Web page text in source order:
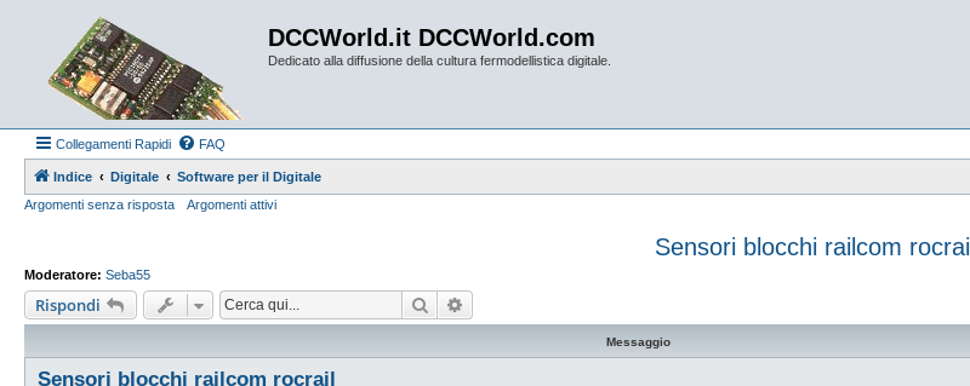
DCCWorld.it DCCWorld.com
Dedicato alla diffusione della cultura fermodellistica digitale.
Collegamenti Rapidi FAQ
Indice Digitale
Software per il Digitale
Argomenti senza risposta
Argomenti attivi
Sensori blocchi railcom rocrail
Moderatore: Seba55
Rispondi Cerca
Messaggio
Sensori blocchi railcom rocrail